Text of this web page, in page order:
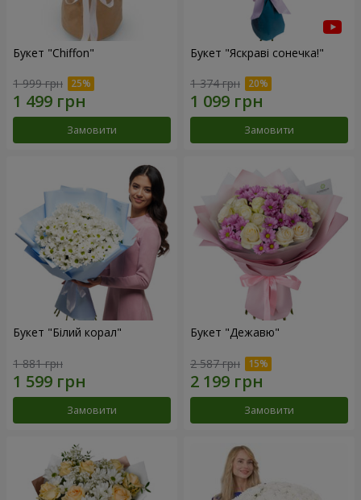
Букет "Chiffon"
1 999 грн
Замовити
Букет "Яскраві сонечка!"
1 374 грн
Замовити
Букет "Білий корал"
1 881 грн
Замовити
Букет "Дежавю"
2 587 грн
Замовити